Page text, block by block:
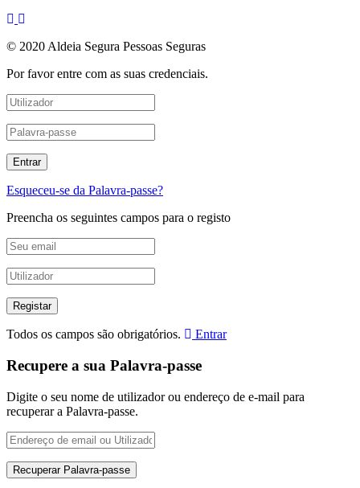
© 2020 Aldeia Segura Pessoas Seguras
Por favor entre com as suas credenciais.
Esqueceu-se da Palavra-passe?
Preencha os seguintes campos para o registo
Todos os campos são obrigatórios. Entrar
Recupere a sua Palavra-passe
Digite o seu nome de utilizador ou endereço de e-mail para
recuperar a Palavra-passe.